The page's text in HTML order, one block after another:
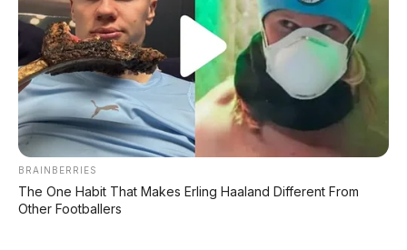
LIHAT LAINNYA
BRAINBERRIES
The One Habit That Makes Erling Haaland Different From
Other Footballers